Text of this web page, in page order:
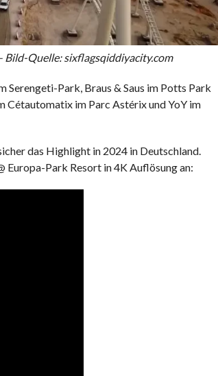
Bild-Quelle: sixflagsqiddiyacity.com
Park, Braus & Saus im Potts Park
Cétautomatix im Parc Astérix und YoY im
das Highlight in 2024 in Deutschland.
Europa-Park Resort in 4K Auflösung an: